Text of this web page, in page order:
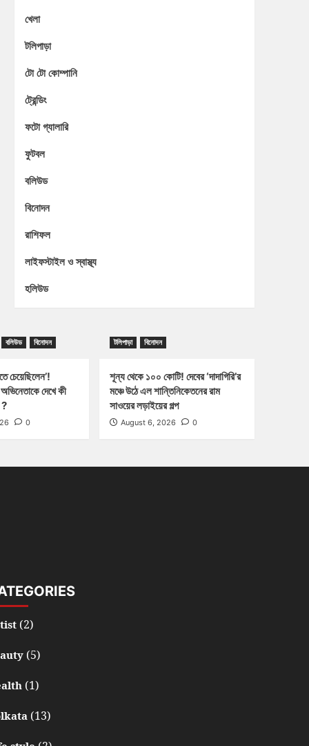
খেলা
টলিপাড়া
টো টো কোম্পানি
ট্রেন্ডিং
ফটো গ্যালারি
ফুটবল
বলিউড
বিনোদন
রাশিফল
লাইফস্টাইল ও স্বাস্থ্য
হলিউড
বলিউড বিনোদন
চেয়েছিলেন’!
দেখে কী
?
0
টলিপাড়া বিনোদন
শূন্য থেকে ১০০ কোটি! দেবের ‘দাদাগিরি’র
মঞ্চে উঠে এল শান্তিনিকেতনের রাম
সাওয়ের লড়াইয়ের গল্প
August 6, 2026 0
(2)
(5)
(1)
(13)